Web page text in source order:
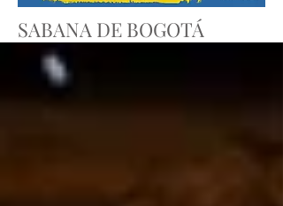
SABANA DE BOGOTÁ